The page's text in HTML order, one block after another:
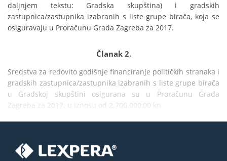
daljnjem tekstu: Gradska skupština) i gradskih
zastupnica/zastupnika izabranih s liste grupe birača, koja se
osiguravaju u Proračunu Grada Zagreba za 2017.
Članak 2.
Sredstva za redovito godišnje financiranje političkih stranaka i
gradskih zastupnica/zastupnika izabranih s liste grupe birača
u Gradskoj skupštini osigurana su u Proračunu Grada
Zagreba za 2017. u iznosu od 2.700.000,00 kn.